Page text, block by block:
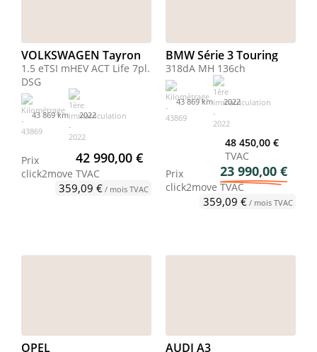
VOLKSWAGEN Tayron
1.5 eTSI mHEV ACT Life 7pl.
DSG
43 869 km 2022
Prix
click2move
42 990,00 €
TVAC
359,09 €/ mois TVAC
BMW Série 3 Touring
318dA MH 136ch
43 869 km 2022
48 450,00 €
TVAC
Prix
click2move
23 990,00 €
TVAC
359,09 €/ mois TVAC
OPEL AUDI A3